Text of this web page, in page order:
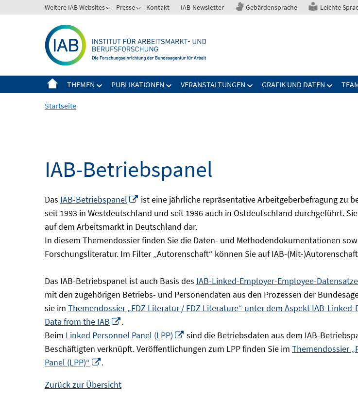
zum
Weitere IAB Websites Presse Kontakt IAB-Newsletter Gebärdensprache Leichte
THEMEN PUBLIKATIONEN VERANSTALTUNGEN GRAFIK UND DATEN
Startseite
IAB-Betriebspanel
Das IAB-Betriebspanel
In
neuem
Fenster
öffnen
ist eine jährliche repräsentative Arbeitgeberbefragung zu
seit 1993 in Westdeutschland und seit 1996 auch in Ostdeutschland durchgeführt.
auf dem Arbeitsmarkt in Deutschland dar.
In diesem Themendossier finden Sie die Daten- und Methodendokumentationen
Forschungsliteratur. Im Filter „Autorenschaft“ können Sie auf IAB-(Mit-
Das IAB-Betriebspanel ist auch Basis des IAB-Linked-Employer-Employee-
mit den zugehörigen Betriebs- und Personendaten aus den Prozessen der
sie im Themendossier „FDZ Literatur / FDZ Literature“ unter dem Aspekt IAB-
Data from the IAB
In
neuem
Fenster
.
Beim Linked Personnel Panel (LPP)
In
neuem
sind die Betriebsdaten aus dem IAB-
Beschäftigten verknüpft. Veröffentlichungen zum LPP finden Sie im Themendossier
Panel (LPP)“
In
Fenster
.
Zurück zur Übersicht